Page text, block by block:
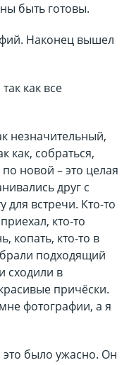
быть готовы.
Наконец вышел
как все
незначительный,
как, собраться,
новой – это целая
друг с
для встречи. Кто-то
кто-то
копать, кто-то в
подходящий
сходили в
причёски.
фотографии, а я
было ужасно. Он